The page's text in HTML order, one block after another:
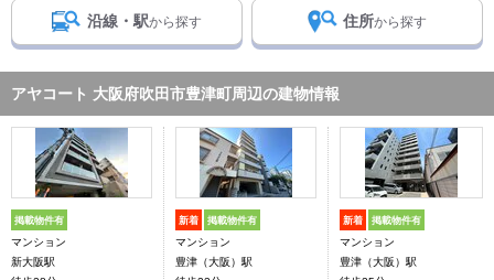
沿線・駅から探す 住所から探す
アヤコート 大阪府吹田市豊津町周辺の建物情報
掲載物件有
マンション
新大阪駅
新着 掲載物件有
マンション
豊津（大阪）駅
新着 掲載物件有
マンション
豊津（大阪）駅